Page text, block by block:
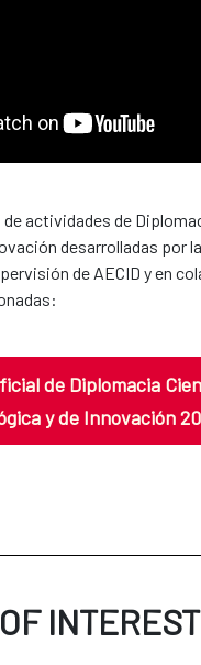
actividades de
desarrolladas por
de AECID y en
de Diplomacia
y de Innovación
INTEREST